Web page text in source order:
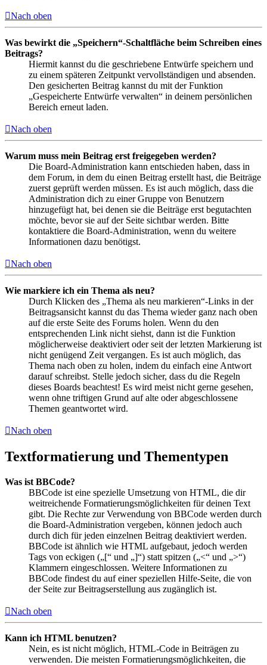
Nach oben
Was bewirkt die „Speichern“-Schaltfläche beim Schreiben eines
Beitrags?
Hiermit kannst du die geschriebene Entwürfe speichern und
zu einem späteren Zeitpunkt vervollständigen und absenden.
Den gesicherten Beitrag kannst du mit der Funktion
„Gespeicherte Entwürfe verwalten“ in deinem persönlichen
Bereich erneut laden.
Nach oben
Warum muss mein Beitrag erst freigegeben werden?
Die Board-Administration kann entschieden haben, dass in
dem Forum, in dem du einen Beitrag erstellt hast, die Beiträge
zuerst geprüft werden müssen. Es ist auch möglich, dass die
Administration dich zu einer Gruppe von Benutzern
hinzugefügt hat, bei denen sie die Beiträge erst begutachten
möchte, bevor sie auf der Seite sichtbar werden. Bitte
kontaktiere die Board-Administration, wenn du weitere
Informationen dazu benötigst.
Nach oben
Wie markiere ich ein Thema als neu?
Durch Klicken des „Thema als neu markieren“-Links in der
Beitragsansicht kannst du das Thema wieder ganz nach oben
auf die erste Seite des Forums holen. Wenn du den
entsprechenden Link nicht siehst, dann ist die Funktion
möglicherweise deaktiviert oder seit der letzten Markierung ist
nicht genügend Zeit vergangen. Es ist auch möglich, das
Thema nach oben zu holen, indem du einfach eine Antwort
darauf schreibst. Stelle jedoch sicher, dass du die Regeln
dieses Boards beachtest! Es wird meist nicht gerne gesehen,
wenn ohne triftigen Grund auf alte oder abgeschlossene
Themen geantwortet wird.
Nach oben
Textformatierung und Thementypen
Was ist BBCode?
BBCode ist eine spezielle Umsetzung von HTML, die dir
weitreichende Formatierungsmöglichkeiten für deinen Text
gibt. Die Rechte zur Verwendung von BBCode werden durch
die Board-Administration vergeben, können jedoch auch
durch dich für jeden einzelnen Beitrag deaktiviert werden.
BBCode ist ähnlich wie HTML aufgebaut, jedoch werden
Tags von eckigen („[“ und „]“) statt spitzen („<“ und „>“)
Klammern eingeschlossen. Weitere Informationen zu
BBCode findest du auf einer speziellen Hilfe-Seite, die von
der Seite zur Beitragserstellung aus zugänglich ist.
Nach oben
Kann ich HTML benutzen?
Nein, es ist nicht möglich, HTML-Code in Beiträgen zu
verwenden. Die meisten Formatierungsmöglichkeiten, die